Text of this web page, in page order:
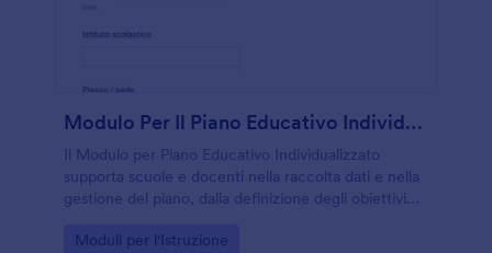
Modulo Per Il Piano Educativo Individualizzato
Il Modulo per Piano Educativo Individualizzato
supporta scuole e docenti nella raccolta dati e nella
gestione del piano, dalla definizione degli obiettivi
modulo personalizzabile in Jotform.
Go to Category:
Moduli per l'Istruzione